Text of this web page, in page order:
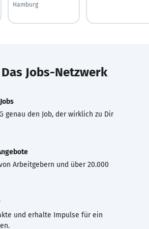
Hamburg
Das Jobs-Netzwerk
genau den Job, der wirklich zu Dir
Arbeitgebern und über 20.000
und erhalte Impulse für ein